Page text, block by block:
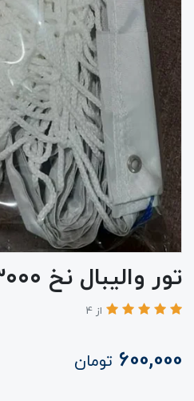
تور واليبال نخ ۳۰۰۰ نوار بالا برزنت
از 4
600,000 تومان